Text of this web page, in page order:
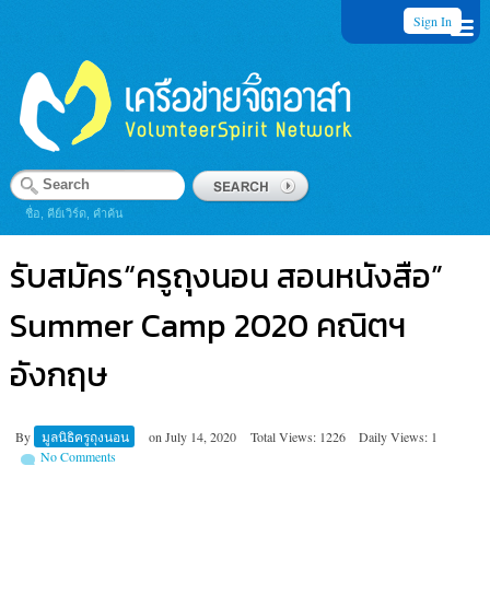
Sign In
ชื่อ, คีย์เวิร์ด, คำค้น
รับสมัคร“ครูถุงนอน สอนหนังสือ”
Summer Camp 2020 คณิตฯ
อังกฤษ
By มูลนิธิครูถุงนอน on July 14, 2020 Total Views: 1226
Daily Views: 1
No Comments